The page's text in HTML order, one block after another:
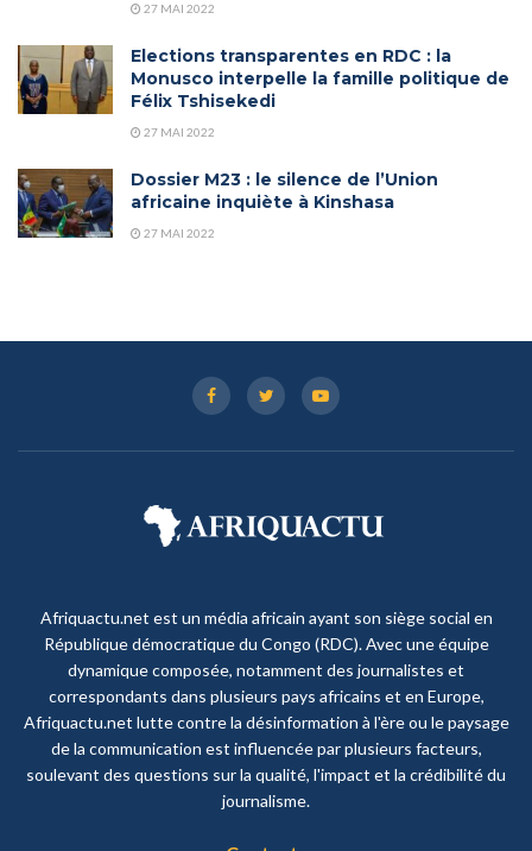
27 MAI 2022
Elections transparentes en RDC : la
Monusco interpelle la famille politique de
Félix Tshisekedi
27 MAI 2022
Dossier M23 : le silence de l’Union
africaine inquiète à Kinshasa
27 MAI 2022
Afriquactu.net est un média africain ayant son siège social en
République démocratique du Congo (RDC). Avec une équipe
dynamique composée, notamment des journalistes et
correspondants dans plusieurs pays africains et en Europe,
Afriquactu.net lutte contre la désinformation à l'ère ou le paysage
de la communication est influencée par plusieurs facteurs,
soulevant des questions sur la qualité, l'impact et la crédibilité du
journalisme.